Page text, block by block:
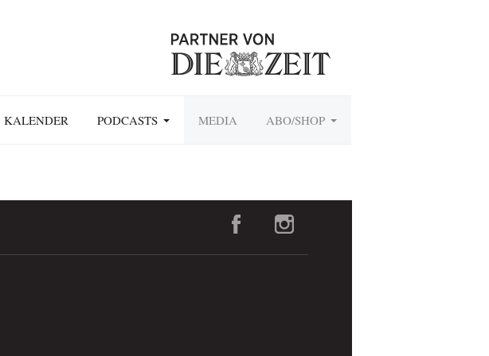
KALENDER PODCASTS MEDIA ABO/SHOP